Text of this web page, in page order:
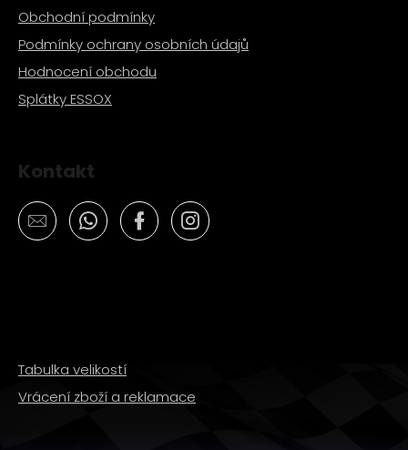
Obchodní podmínky
Podmínky ochrany osobních údajů
Hodnocení obchodu
Splátky ESSOX
Kontakt
Tabulka velikostí
Vrácení zboží a reklamace